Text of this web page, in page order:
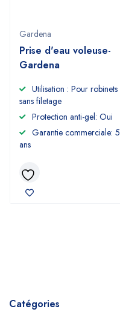
Catégories
Gardena
Prise d'eau voleuse-
Gardena
Utilisation : Pour robinets
sans filetage
Protection anti-gel: Oui
Garantie commerciale: 5
ans